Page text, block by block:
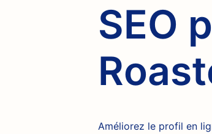
SEO
Améliorez le profil en